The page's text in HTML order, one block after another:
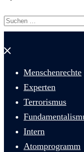
Suchen
nach:
Menü
Menschenrechte
Experten
Terrorismus
Intern
Atomprogramm